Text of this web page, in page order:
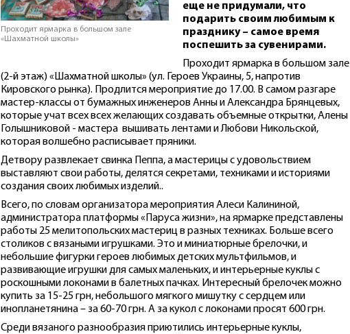
Проходит ярмарка в большом зале
«Шахматной школы»
еще не придумали, что
подарить своим любимым к
празднику – самое время
поспешить за сувенирами.
Проходит ярмарка в большом зале
(2-й этаж) «Шахматной школы» (ул. Героев Украины, 5, напротив
Кировского рынка). Продлится мероприятие до 17.00. В самом разгаре
мастер-классы от бумажных инженеров Анны и Александра Брянцевых,
которые учат всех всех желающих создавать объемные открытки, Алены
Голышниковой - мастера вышивать лентами и Любови Никольской,
которая волшебно расписывает пряники.
Детвору развлекает свинка Пеппа, а мастерицы с удовольствием
выставляют свои работы, делятся секретами, техниками и историями
создания своих любимых изделий..
Всего, по словам организатора мероприятия Алеси Калининой,
администратора платформы «Паруса жизни», на ярмарке представлены
работы 25 мелитопольских мастериц в разных техниках. Больше всего
столиков с вязаными игрушками. Это и миниатюрные брелочки, и
небольшие фигурки героев любимых детских мультфильмов, и
развивающие игрушки для самых маленьких, и интерьерные куклы с
роскошными локонами в балетных пачках. Интересный брелочек можно
купить за 15-25 грн, небольшого мягкого мишутку с сердцем или
инопланетянина – за 60-70 грн. А за кукол с локонами просят 600 грн.
Среди вязаного разнообразия приютились интерьерные куклы,